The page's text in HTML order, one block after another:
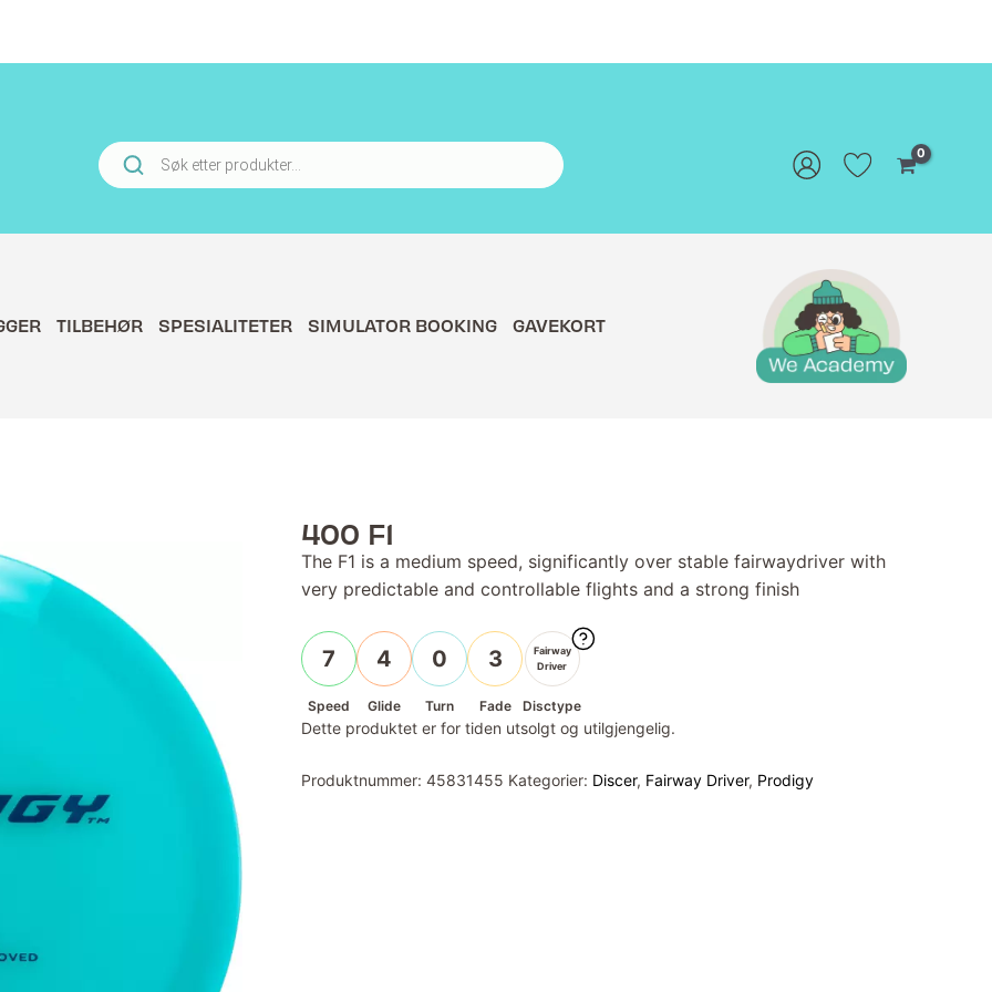
Products
search
TILBEHØR SPESIALITETER SIMULATOR BOOKING GAVEKORT
400 F1
The F1 is a medium speed, significantly over stable fairwaydriver with
very predictable and controllable flights and a strong finish
7
Speed
4
Glide
0
Turn
3
Fade
Fairway
Driver
Disctype
Dette produktet er for tiden utsolgt og utilgjengelig.
Produktnummer:45831455 Kategorier: Discer, Fairway Driver, Prodigy